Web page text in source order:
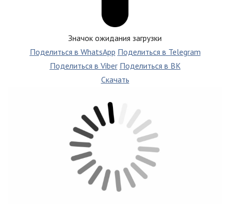
Значок ожидания загрузки
Поделиться в WhatsApp Поделиться в Telegram
Поделиться в Viber Поделиться в ВК
Скачать